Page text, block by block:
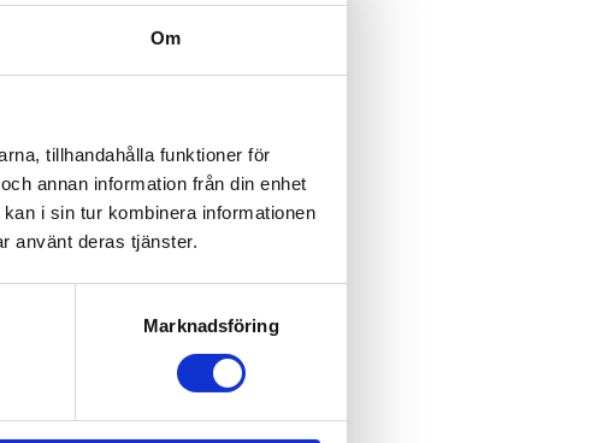
Om
tillhandahålla funktioner för
annan information från din enhet
i sin tur kombinera informationen
använt deras tjänster.
Marknadsföring
belastning.